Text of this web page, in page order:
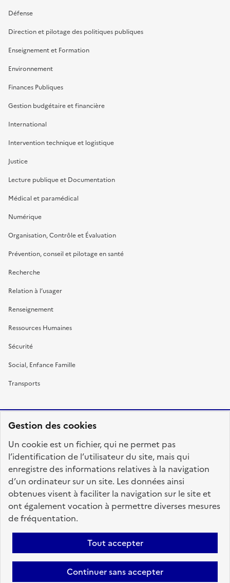
Gestion des cookies
Un cookie est un fichier, qui ne permet pas
l’identification de l’utilisateur du site, mais qui
enregistre des informations relatives à la navigation
d’un ordinateur sur un site. Les données ainsi
obtenues visent à faciliter la navigation sur le site et
ont également vocation à permettre diverses mesures
de fréquentation.
Tout accepter
Continuer sans accepter
Défense
Direction et pilotage des politiques publiques
Enseignement et Formation
Environnement
Finances Publiques
Gestion budgétaire et financière
International
Intervention technique et logistique
Justice
Lecture publique et Documentation
Médical et paramédical
Numérique
Organisation, Contrôle et Évaluation
Prévention, conseil et pilotage en santé
Recherche
Relation à l’usager
Renseignement
Ressources Humaines
Sécurité
Social, Enfance Famille
Transports
FRANÇAISE
fonction-publique.gouv.fr
legifrance.gouv.fr
gouvernement.fr
Accessibilité : totalement conforme
Personnaliser les cookies
Mentions légales Contact